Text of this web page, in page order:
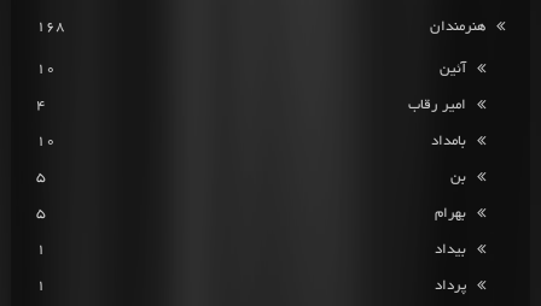
هنرمندان 168
آئین 10
امیر رقاب 4
بامداد 10
بن 5
بهرام 5
بیداد 1
پرداد 1